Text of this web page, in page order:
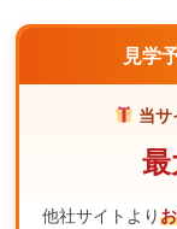
見学
当サ
最
他社サイトより